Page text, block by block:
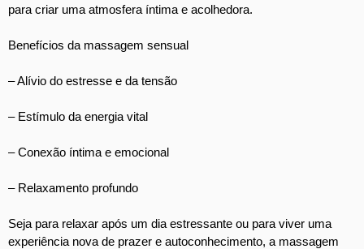
para criar uma atmosfera íntima e acolhedora.
Benefícios da massagem sensual
– Alívio do estresse e da tensão
– Estímulo da energia vital
– Conexão íntima e emocional
– Relaxamento profundo
Seja para relaxar após um dia estressante ou para viver uma
experiência nova de prazer e autoconhecimento, a massagem